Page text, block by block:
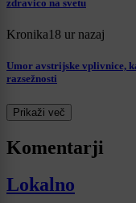
zdravico na svetu
Kronika18 ur nazaj
Umor avstrijske vplivnice,
razsežnosti
Prikaži več
Komentarji
Lokalno